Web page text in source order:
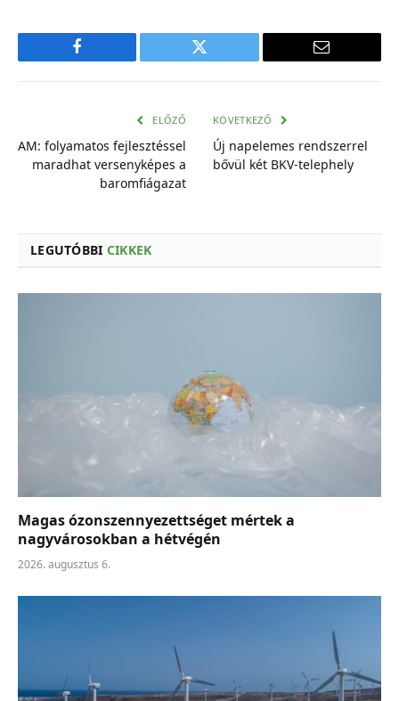
Facebook Twitter
E-
ELŐZŐ
AM: folyamatos fejlesztéssel
maradhat versenyképes a
baromfiágazat
KÖVETKEZŐ
Új napelemes rendszerrel
bővül két BKV-telephely
LEGUTÓBBI CIKKEK
Magas ózonszennyezettséget mértek a
nagyvárosokban a hétvégén
2026. augusztus 6.